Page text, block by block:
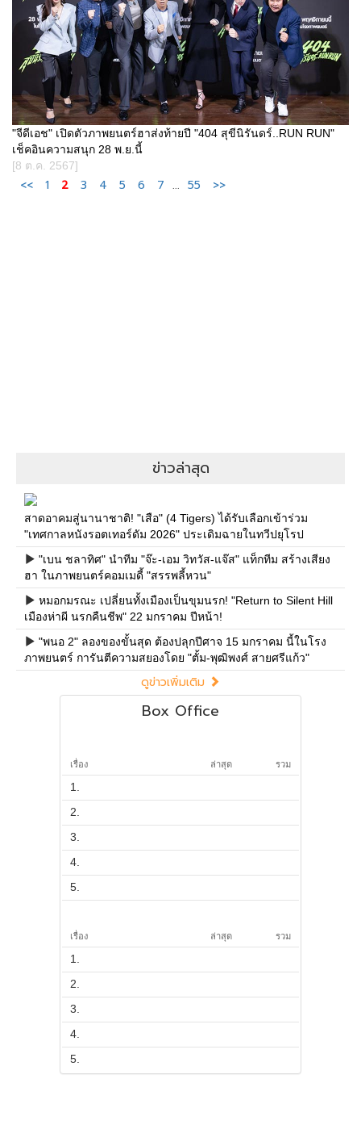
"จีดีเอช" เปิดตัวภาพยนตร์ฮาส่งท้ายปี "404 สุขีนิรันดร์..RUN RUN"
เช็คอินความสนุก 28 พ.ย.นี้
[8 ต.ค. 2567]
<< 1 2 3 4 5 6 7 ... 55 >>
ข่าวล่าสุด
สาดอาคมสู่นานาชาติ! "เสือ" (4 Tigers) ได้รับเลือกเข้าร่วม
"เทศกาลหนังรอตเทอร์ดัม 2026" ประเดิมฉายในทวีปยุโรป
"เบน ชลาทิศ" นำทีม "จ๊ะ-เอม วิทวัส-แจ๊ส" แท็กทีม สร้างเสียง
ฮา ในภาพยนตร์คอมเมดี้ "สรรพลี้หวน"
หมอกมรณะ เปลี่ยนทั้งเมืองเป็นขุมนรก! "Return to Silent Hill
เมืองห่าผี นรกคืนชีพ" 22 มกราคม ปีหน้า!
"พนอ 2" ลองของขั้นสุด ต้องปลุกปีศาจ 15 มกราคม นี้ในโรง
ภาพยนตร์ การันตีความสยองโดย "ตั้ม-พุฒิพงศ์ สายศรีแก้ว"
ดูข่าวเพิ่มเติม
Box Office
เรื่อง ล่าสุด รวม
1.
2.
3.
4.
5.
เรื่อง ล่าสุด รวม
1.
2.
3.
4.
5.